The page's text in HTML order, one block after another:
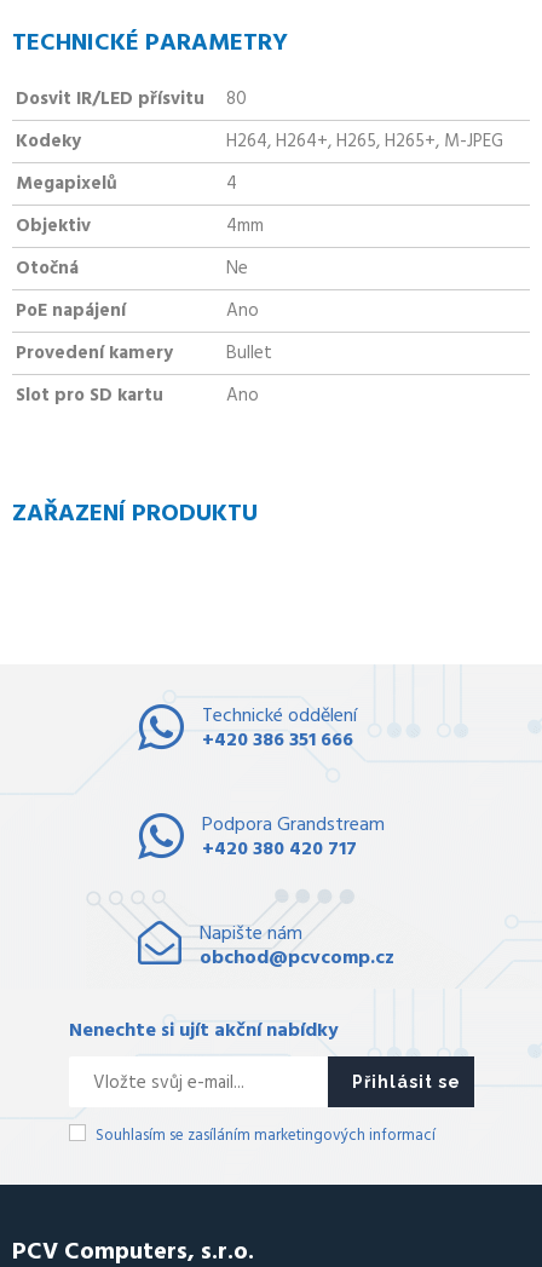
TECHNICKÉ PARAMETRY
Dosvit IR/LED přísvitu
80
Kodeky
H264, H264+, H265, H265+, M-JPEG
Megapixelů
4
Objektiv
4mm
Otočná
Ne
PoE napájení
Ano
Provedení kamery
Bullet
Slot pro SD kartu
Ano
ZAŘAZENÍ PRODUKTU
Technické oddělení
+420 386 351 666
Podpora Grandstream
+420 380 420 717
Napište nám
obchod@pcvcomp.cz
Nenechte si ujít akční nabídky
Přihlásit se
Souhlasím se zasíláním marketingových informací
PCV Computers, s.r.o.